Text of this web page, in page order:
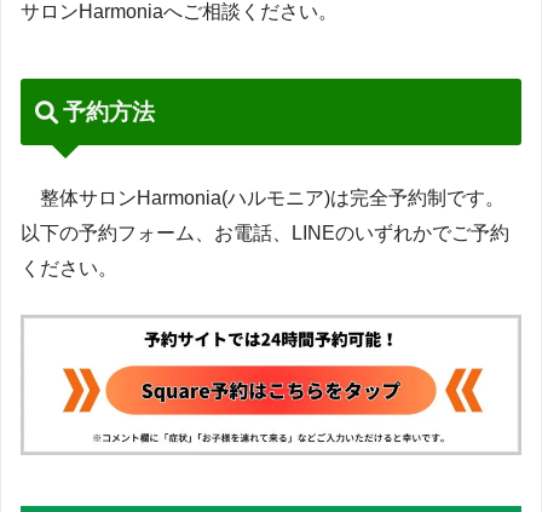
サロンHarmoniaへご相談ください。
予約方法
整体サロンHarmonia(ハルモニア)は完全予約制です。
以下の予約フォーム、お電話、LINEのいずれかでご予約
ください。